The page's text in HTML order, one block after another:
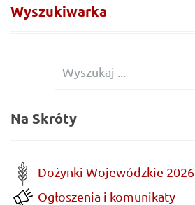
Wyszukiwarka
Wyszukiwanie dla:
Na Skróty
Dożynki Wojewódzkie 2026
Ogłoszenia i komunikaty